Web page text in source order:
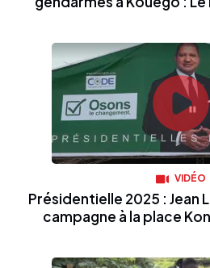
VIDÉO
Présidentielle 2025 : Jean
campagne à la place